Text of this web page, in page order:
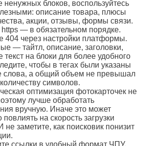
ненужных блоков, воспользуйтесь
описание товара, плюсы
акции, отзывы, формы связи.
https — в обязательном порядке.
404 через настройки платформы.
— тайтл, описание, заголовки,
на блоки для более удобного
чтобы в тегах были указаны
слова, а общий объем не превышал
символов.
оптимизация фотокарточек не
лучше обработать
вручную. Иначе это может
повлиять на скорость загрузки
не заметите, как поисковик понизит